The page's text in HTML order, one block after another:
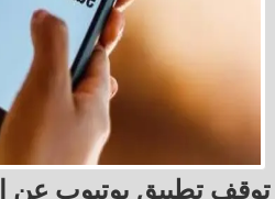
توقف تطبيق يوتيوب عن